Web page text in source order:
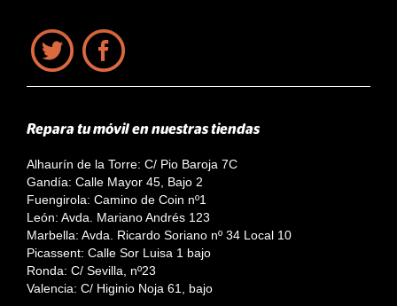
Repara tu móvil en nuestras tiendas
Alhaurín de la Torre: C/ Pio Baroja 7C
Gandía: Calle Mayor 45, Bajo 2
Fuengirola: Camino de Coin nº1
León: Avda. Mariano Andrés 123
Marbella: Avda. Ricardo Soriano nº 34 Local 10
Picassent: Calle Sor Luisa 1 bajo
Ronda: C/ Sevilla, nº23
Valencia: C/ Higinio Noja 61, bajo